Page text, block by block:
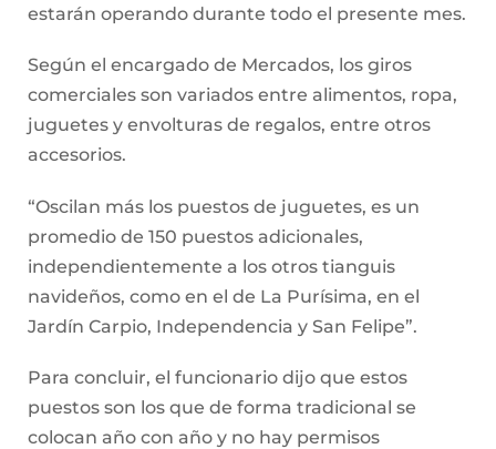
estarán operando durante todo el presente mes.
Según el encargado de Mercados, los giros
comerciales son variados entre alimentos, ropa,
juguetes y envolturas de regalos, entre otros
accesorios.
“Oscilan más los puestos de juguetes, es un
promedio de 150 puestos adicionales,
independientemente a los otros tianguis
navideños, como en el de La Purísima, en el
Jardín Carpio, Independencia y San Felipe”.
Para concluir, el funcionario dijo que estos
puestos son los que de forma tradicional se
colocan año con año y no hay permisos